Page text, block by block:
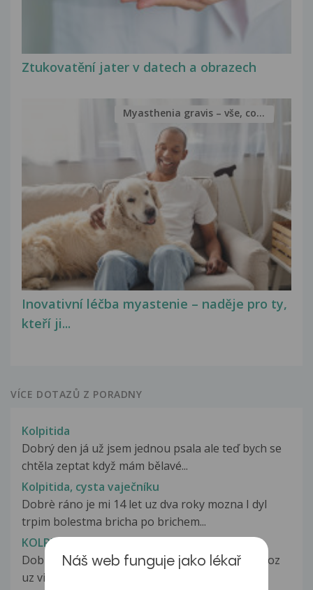
Ztukovatění jater v datech a obrazech
Inovativní léčba myastenie – naděje pro ty,
kteří ji...
Myasthenia gravis – vše, co...
VÍCE DOTAZŮ Z PORADNY
Kolpitida
Dobrý den já už jsem jednou psala ale teď bych se
chtěla zeptat když mám bělavé...
Kolpitida, cysta vaječníku
Dobrè ráno je mi 14 let uz dva roky mozna I dyl
trpim bolestma bricha po brichem...
KOLPITIDA?
Dobry den pane doktore,chci se vas zeptat:jelikoz
uz vic jak pul roku mam gynekologicke...
Náš web funguje jako lékař